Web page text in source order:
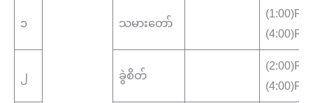
၁ သမားတော်
(4:00)PM
၂ ခွဲစိတ်
(4:00)PM